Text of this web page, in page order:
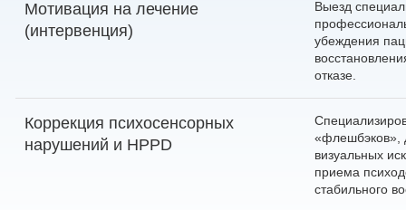
Мотивация на лечение
(интервенция)
Выезд
убеждения
отказе.
Коррекция психосенсорных
нарушений и HPPD
«флешбэков»,
визуальных
приема
стабильного